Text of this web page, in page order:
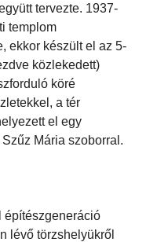
tervezte. 1937-
templom
ekkor készült el az 5-
közlekedett)
köré
a tér
el egy
Mária szoborral.
építészgeneráció
lévő törzshelyükről